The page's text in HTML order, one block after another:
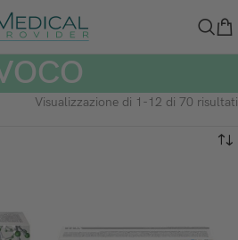
Visualizzazione di 1-12 di 70 risultati